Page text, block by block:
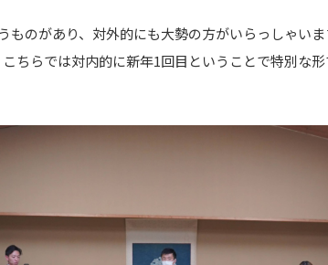
のがあり、対外的にも大勢の方がいらっしゃいま
ちらでは対内的に新年1回目ということで特別な形